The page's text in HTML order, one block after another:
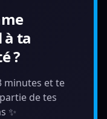
à ta
?
minutes et te
de tes
✨